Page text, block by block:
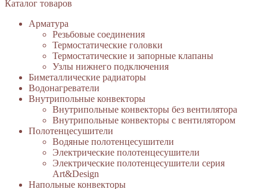
Каталог товаров
Арматура
Резьбовые соединения
Термостатические головки
Термостатические и запорные клапаны
Узлы нижнего подключения
Биметаллические радиаторы
Водонагреватели
Внутрипольные конвекторы
Внутрипольные конвекторы без вентилятора
Внутрипольные конвекторы с вентилятором
Полотенцесушители
Водяные полотенцесушители
Электрические полотенцесушители
Электрические полотенцесушители серия
Art&Design
Напольные конвекторы